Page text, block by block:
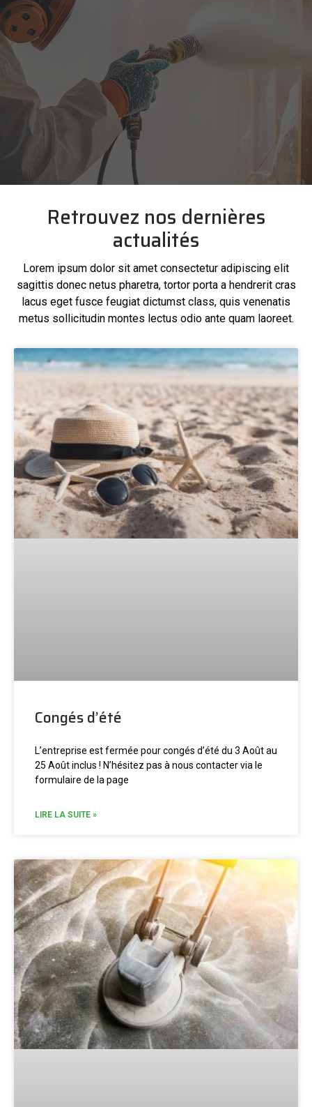
Retrouvez nos dernières
actualités
Lorem ipsum dolor sit amet consectetur adipiscing elit
sagittis donec netus pharetra, tortor porta a hendrerit cras
lacus eget fusce feugiat dictumst class, quis venenatis
metus sollicitudin montes lectus odio ante quam laoreet.
Congés d’été
L’entreprise est fermée pour congés d’été du 3 Août au
25 Août inclus ! N’hésitez pas à nous contacter via le
formulaire de la page
LIRE LA SUITE »